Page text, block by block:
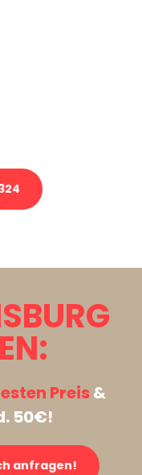
Preis&
50€!
anfragen!